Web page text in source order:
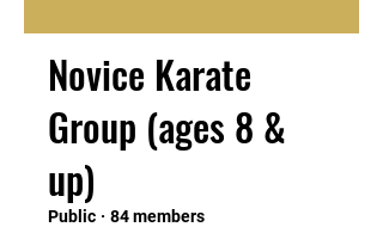
Novice Karate
Group (ages 8 &
up)
Public · 84 members